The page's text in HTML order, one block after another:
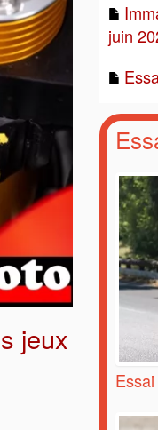
jeux
juin